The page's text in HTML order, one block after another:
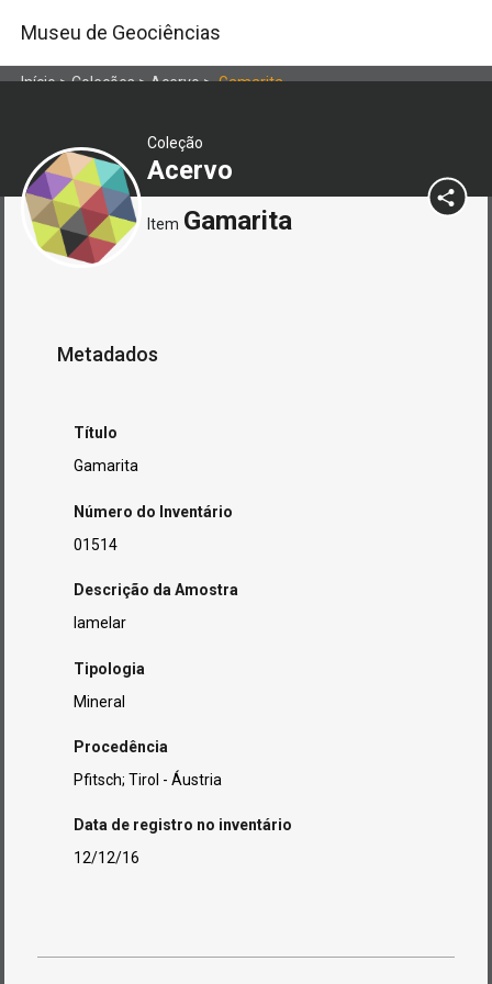
Museu de Geociências
Início>Coleções>Acervo>Gamarita
Coleção
Acervo
Item Gamarita
Metadados
Título
Gamarita
Número do Inventário
01514
Descrição da Amostra
lamelar
Tipologia
Mineral
Procedência
Pfitsch; Tirol - Áustria
Data de registro no inventário
12/12/16